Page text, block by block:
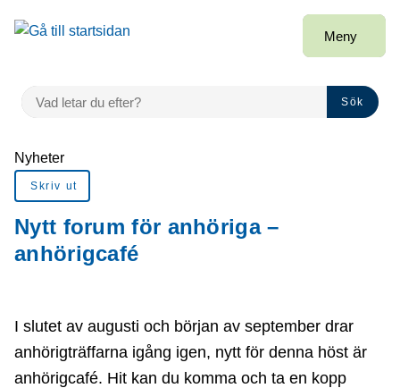
Gå till innehåll
Meny
VAD LETAR DU EFTER?
Sök
Du är här:
Nyheter
Skriv ut
Nytt forum för anhöriga –
anhörigcafé
I slutet av augusti och början av september drar
anhörigträffarna igång igen, nytt för denna höst är
anhörigcafé. Hit kan du komma och ta en kopp